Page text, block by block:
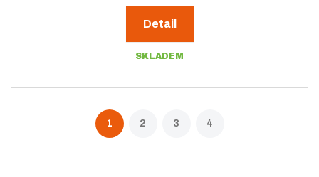
Detail
SKLADEM
1 2 3 4